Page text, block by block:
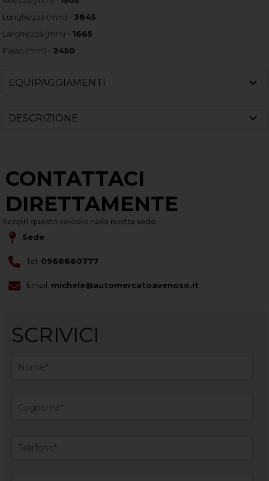
Lunghezza (mm) - 3845
Larghezza (mm) - 1665
Passo (mm) - 2450
EQUIPAGGIAMENTI
DESCRIZIONE
CONTATTACI
DIRETTAMENTE
Scopri questo veicolo nella nostra sede:
Sede
Tel. 0966660777
Email: michele@automercatoavenoso.it
SCRIVICI